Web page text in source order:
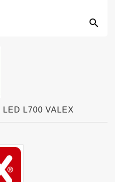
search
L700 VALEX